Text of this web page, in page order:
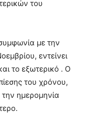
του
με την
εντείνει
το εξωτερικό . Ο
του χρόνου,
ημερομηνία